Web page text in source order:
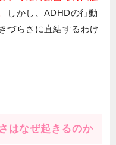
しかし、ADHDの行動
づらさに直結するわけ
はなぜ起きるのか